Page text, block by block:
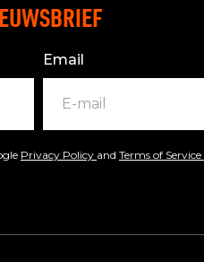
Email
Privacy Policy and Terms of Service